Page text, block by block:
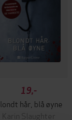
19,-
hår, blå øyne
Karin Slaughter